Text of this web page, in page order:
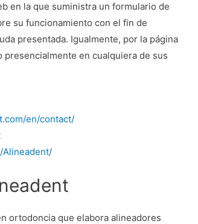
en la que suministra un formulario de
su funcionamiento con el fin de
presentada. Igualmente, por la página
en cualquiera de sus
en/contact/
Alineadent/
ortodoncia que elabora alineadores